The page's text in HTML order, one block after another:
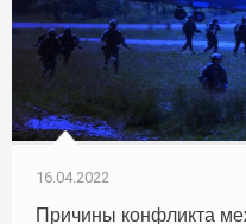
16.04.2022
Причины конфликта